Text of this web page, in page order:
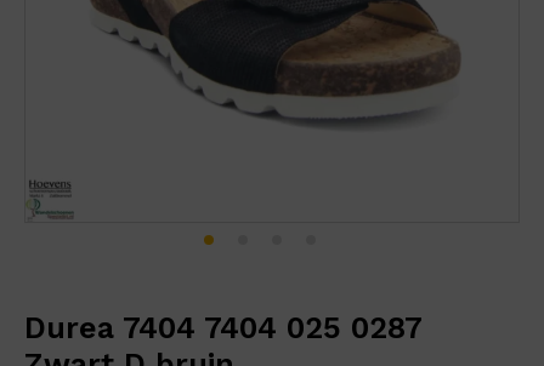
Durea 7404 7404 025 0287